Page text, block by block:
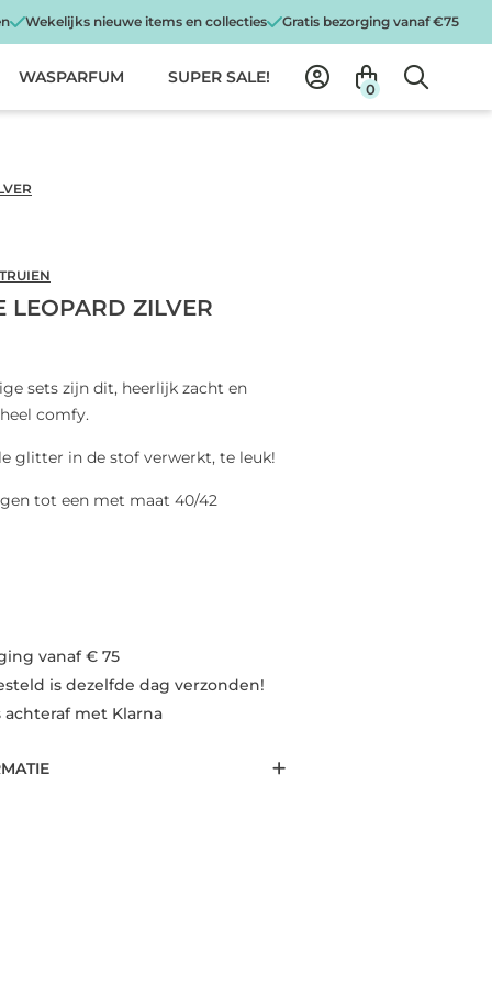
Wekelijks nieuwe items en collecties Gratis bezorging vanaf €75
WASPARFUM SUPER SALE!
0
LEOPARD ZILVER
sets zijn dit, heerlijk zacht en
comfy.
glitter in de stof verwerkt, te leuk!
tot een met maat 40/42
vanaf € 75
is dezelfde dag verzonden!
achteraf met Klarna